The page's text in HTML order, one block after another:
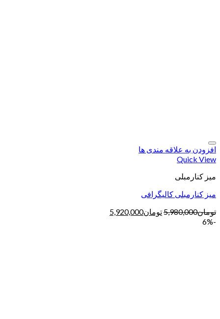
افزودن به علاقه مندی ها
Quick View
میز کنارمبلی
میز کنارمبلی کالیگرافی
تومان5,980,000تومان5,920,000
-6%